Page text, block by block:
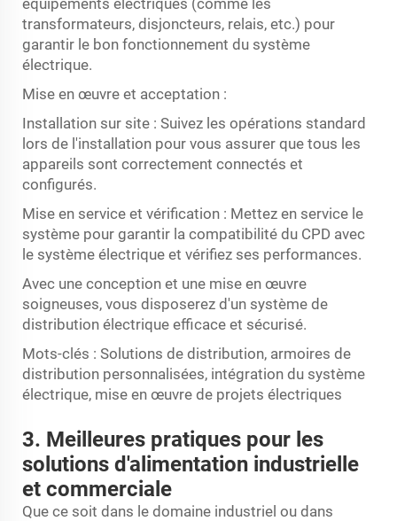
équipements électriques (comme les
transformateurs, disjoncteurs, relais, etc.) pour
garantir le bon fonctionnement du système
électrique.
Mise en œuvre et acceptation :
Installation sur site : Suivez les opérations standard
lors de l'installation pour vous assurer que tous les
appareils sont correctement connectés et
configurés.
Mise en service et vérification : Mettez en service le
système pour garantir la compatibilité du CPD avec
le système électrique et vérifiez ses performances.
Avec une conception et une mise en œuvre
soigneuses, vous disposerez d'un système de
distribution électrique efficace et sécurisé.
Mots-clés : Solutions de distribution, armoires de
distribution personnalisées, intégration du système
électrique, mise en œuvre de projets électriques
3. Meilleures pratiques pour les
solutions d'alimentation industrielle
et commerciale
Que ce soit dans le domaine industriel ou dans